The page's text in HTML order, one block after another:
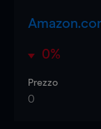
0%
Prezzo
0